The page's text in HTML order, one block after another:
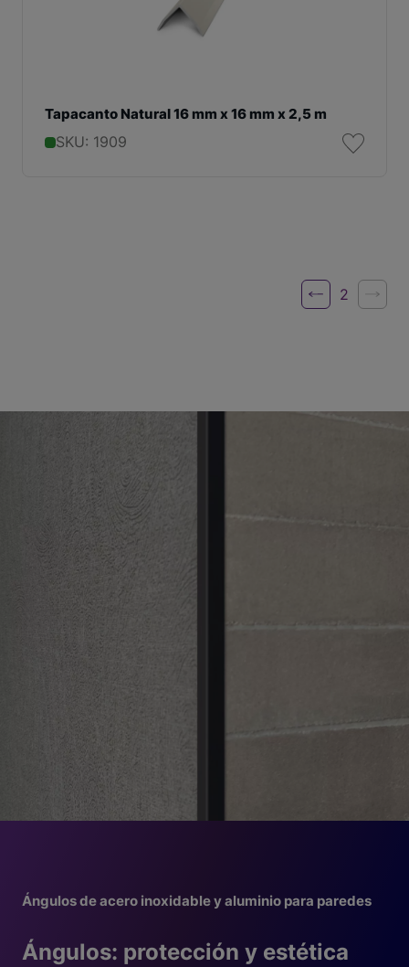
Tapacanto Natural 16 mm x 16 mm x 2,5 m
SKU: 1909
2
Ángulos de acero inoxidable y aluminio para paredes
Ángulos: protección y estética